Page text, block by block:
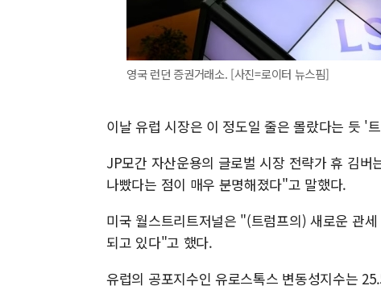
영국 런던 증권거래소. [사진=로이터 뉴스핌]
이날 유럽 시장은 이 정도일 줄은 몰랐다는 듯 '
JP모간 자산운용의 글로벌 시장 전략가 휴 김
나빴다는 점이 매우 분명해졌다"고 말했다.
미국 월스트리트저널은 "(트럼프의) 새로운 관
되고 있다"고 했다.
유럽의 공포지수인 유로스톡스 변동성지수는